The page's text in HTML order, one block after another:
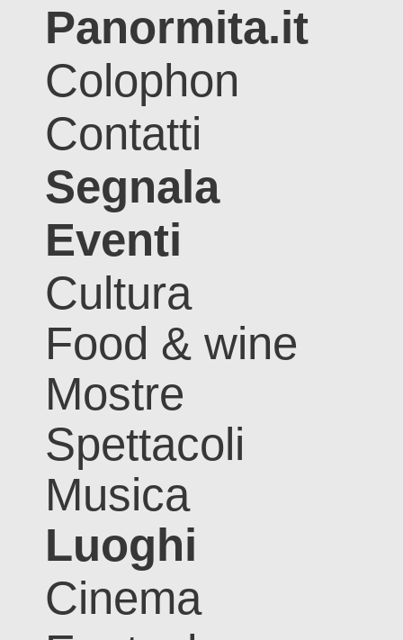
Panormita.it
Colophon
Contatti
Segnala
Eventi
Cultura
Food & wine
Mostre
Spettacoli
Musica
Luoghi
Cinema